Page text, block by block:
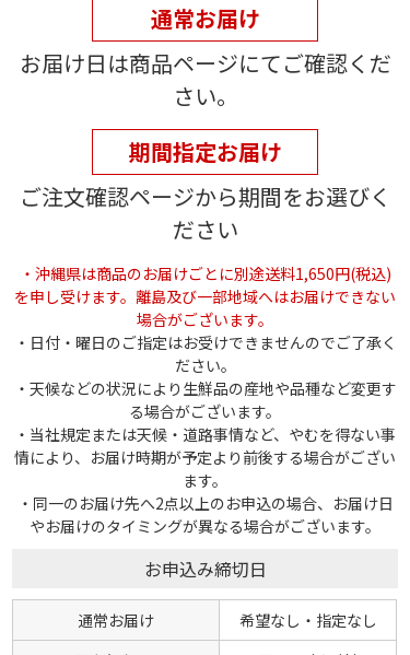
通常お届け
お届け日は商品ページにてご確認くだ
さい。
期間指定お届け
ご注文確認ページから期間をお選びく
ださい
・沖縄県は商品のお届けごとに別途送料1,650円(税込)
を申し受けます。離島及び一部地域へはお届けできない
場合がございます。
・日付・曜日のご指定はお受けできませんのでご了承く
ださい。
・天候などの状況により生鮮品の産地や品種など変更す
る場合がございます。
・当社規定または天候・道路事情など、やむを得ない事
情により、お届け時期が予定より前後する場合がござい
ます。
・同一のお届け先へ2点以上のお申込の場合、お届け日
やお届けのタイミングが異なる場合がございます。
お申込み締切日
通常お届け
希望なし・指定なし